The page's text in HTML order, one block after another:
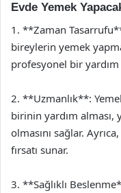
Evde Yemek
1. **Zaman
bireylerin yemek
profesyonel bir
2. **Uzmanlık**:
birinin yardım alması,
olmasını sağlar.
fırsatı sunar.
3. **Sağlıklı